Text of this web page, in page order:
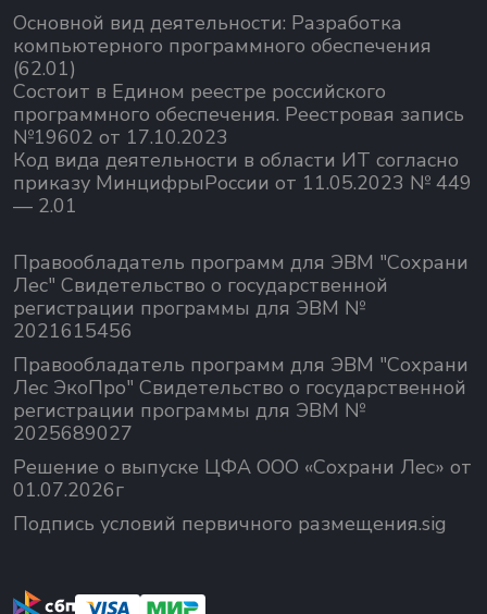
Основной вид деятельности: Разработка
компьютерного программного обеспечения
(62.01)
Состоит в Едином реестре российского
программного обеспечения. Реестровая запись
№19602 от 17.10.2023
Код вида деятельности в области ИТ согласно
приказу МинцифрыРоссии от 11.05.2023 № 449
— 2.01
Правообладатель программ для ЭВМ "Сохрани
Лес" Свидетельство о государственной
регистрации программы для ЭВМ №
2021615456
Правообладатель программ для ЭВМ "Сохрани
Лес ЭкоПро" Свидетельство о государственной
регистрации программы для ЭВМ №
2025689027
Решение о выпуске ЦФА ООО «Сохрани Лес» от
01.07.2026г
Подпись условий первичного размещения.sig